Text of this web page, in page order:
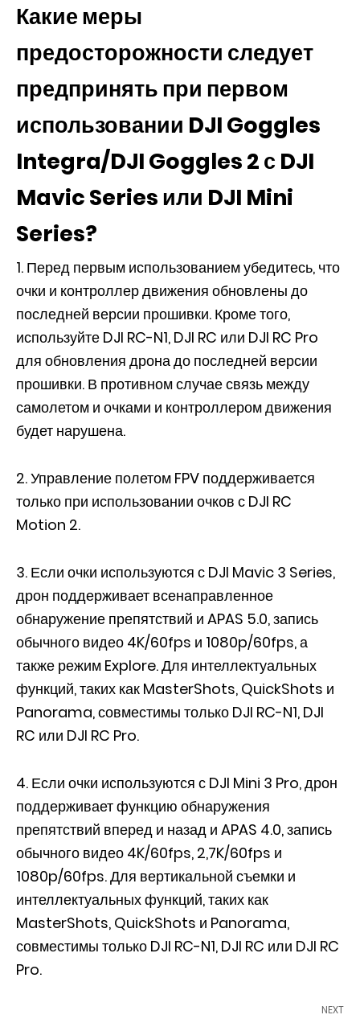
Какие меры
предосторожности следует
предпринять при первом
использовании DJI Goggles
Integra/DJI Goggles 2 с DJI
Mavic Series или DJI Mini
Series?
1. Перед первым использованием убедитесь, что
очки и контроллер движения обновлены до
последней версии прошивки. Кроме того,
используйте DJI RC-N1, DJI RC или DJI RC Pro
для обновления дрона до последней версии
прошивки. В противном случае связь между
самолетом и очками и контроллером движения
будет нарушена.
2. Управление полетом FPV поддерживается
только при использовании очков с DJI RC
Motion 2.
3. Если очки используются с DJI Mavic 3 Series,
дрон поддерживает всенаправленное
обнаружение препятствий и APAS 5.0, запись
обычного видео 4K/60fps и 1080p/60fps, а
также режим Explore. Для интеллектуальных
функций, таких как MasterShots, QuickShots и
Panorama, совместимы только DJI RC-N1, DJI
RC или DJI RC Pro.
4. Если очки используются с DJI Mini 3 Pro, дрон
поддерживает функцию обнаружения
препятствий вперед и назад и APAS 4.0, запись
обычного видео 4K/60fps, 2,7K/60fps и
1080p/60fps. Для вертикальной съемки и
интеллектуальных функций, таких как
MasterShots, QuickShots и Panorama,
совместимы только DJI RC-N1, DJI RC или DJI RC
Pro.
NEXT